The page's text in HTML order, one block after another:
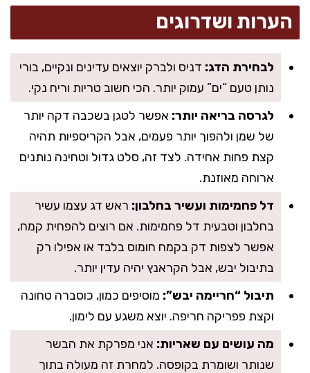
הערות ושדרוגים
לבחירת הדג: דניס ולברק יוצאים עדינים ונקיים, בורי
נותן טעם “ים” עמוק יותר. הכי חשוב טריות וריח נקי.
לגרסה בריאה יותר: אפשר לטגן בשכבה דקה יותר
של שמן ולהפוך יותר פעמים, אבל הקריספיות תהיה
קצת פחות אחידה. לצד זה, סלט גדול וטחינה נותנים
ארוחה מאוזנת.
דל פחמימות ועשיר בחלבון: ראש דג עצמו עשיר
בחלבון וטבעית דל פחמימות. אם רוצים להפחית קמח,
אפשר לצפות דק בקמח חומוס בלבד או אפילו רק
בתיבול יבש, אבל הקראנץ יהיה עדין יותר.
תיבול “חריימה יבש”: מוסיפים כמון, כוסברה טחונה
וקצת פפריקה חריפה. יוצא משגע עם לימון.
מה עושים עם שאריות: אני מפרקת את הבשר
שנותר ושומרת בקופסה. למחרת זה מעולה בתוך